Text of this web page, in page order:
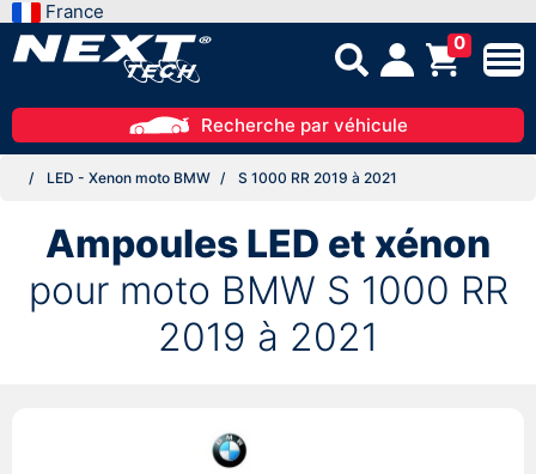
France
0
Recherche par véhicule
LED - Xenon moto BMW S 1000 RR 2019 à 2021
Ampoules LED et xénon
pour moto BMW S 1000 RR
2019 à 2021